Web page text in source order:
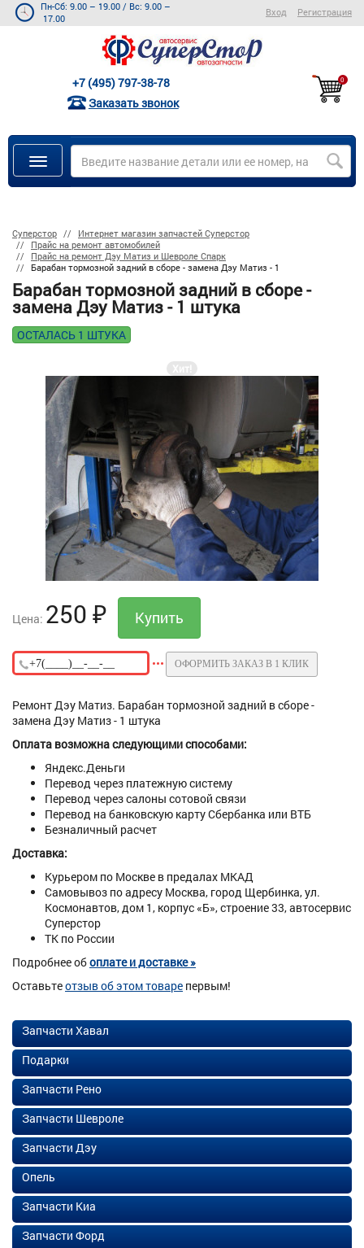
Пн-Сб: 9.00 – 19.00 / Вс: 9.00 –
17.00
Вход Регистрация
+7 (495) 797-38-78
Заказать звонок
0
Суперстор
Интернет магазин запчастей Суперстор
Прайс на ремонт автомобилей
Прайс на ремонт Дэу Матиз и Шевроле Спарк
Барабан тормозной задний в сборе - замена Дэу Матиз - 1
Барабан тормозной задний в сборе -
замена Дэу Матиз - 1 штука
ОСТАЛАСЬ 1 ШТУКА
Хит!
Цена: 250 ₽
ОФОРМИТЬ ЗАКАЗ В 1 КЛИК
Ремонт Дэу Матиз. Барабан тормозной задний в сборе -
замена Дэу Матиз - 1 штука
Оплата возможна следующими способами:
Яндекс.Деньги
Перевод через платежную систему
Перевод через салоны сотовой связи
Перевод на банковскую карту Сбербанка или ВТБ
Безналичный расчет
Доставка:
Курьером по Москве в предалах МКАД
Самовывоз по адресу Москва, город Щербинка, ул.
Космонавтов, дом 1, корпус «Б», строение 33, автосервис
Суперстор
ТК по России
Подробнее обоплате и доставке »
Оставьтеотзыв об этом товаре первым!
Запчасти Хавал
Подарки
Запчасти Рено
Запчасти Шевроле
Запчасти Дэу
Опель
Запчасти Киа
Запчасти Форд